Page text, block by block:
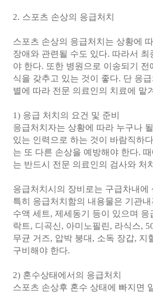
2. 스포츠 손상의 응급처치
스포츠 손상의 응급처치는 상황에
장애와 관련될 수도 있다. 따라서
야 한다. 또한 병원으로 이송되기
식을 갖추고 있는 것이 좋다. 단 응
별에 따라 전문 의료인의 치료에 맡
1) 응급 처치의 요건 및 준비
응급처치자는 상황에 따라 누구나
있는 인력으로 하는 것이 바람직하
는 또 다른 손상을 예방해야 한다.
는 반드시 전문 의료인의 검사와 처
응급처치시의 장비로는 구급차내에
특히 응급처치함의 내용물은 기관
수액 세트, 제세동기 등이 있으며
락트, 디곡신, 아미노필린, 라식스,
무균 거즈, 압박 붕대, 소독 장갑, 지
구비해야 한다.
2) 혼수상태에서의 응급처치
스포츠 손상후 혼수 상태에 빠지면